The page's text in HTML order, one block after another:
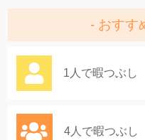
おすす
1人で暇つぶし
4人で暇つぶし